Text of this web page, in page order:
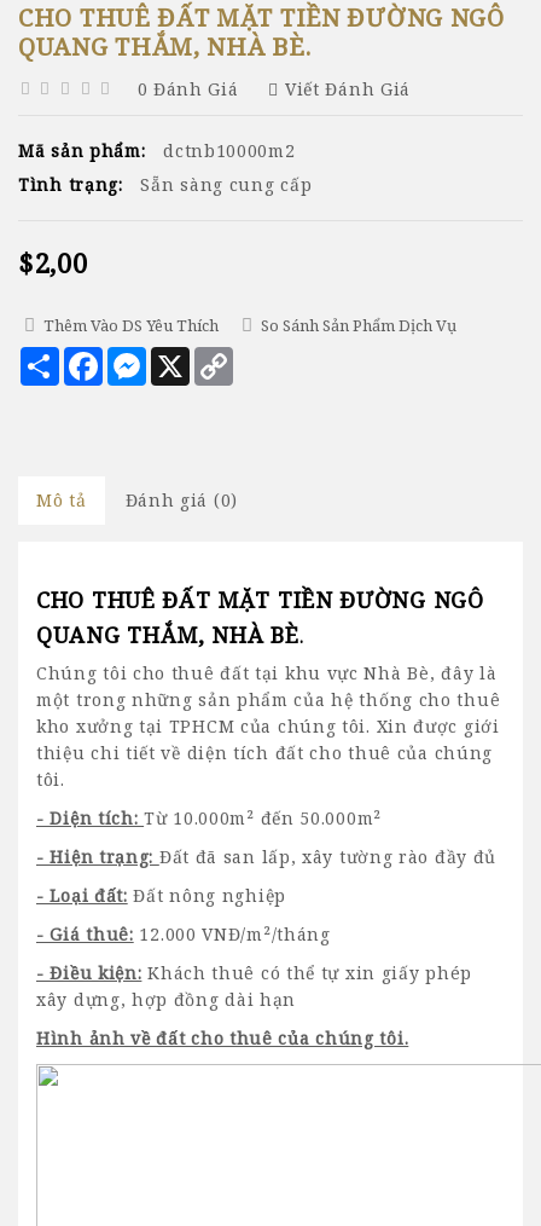
CHO THUÊ ĐẤT MẶT TIỀN ĐƯỜNG NGÔ
QUANG THẮM, NHÀ BÈ.
0 Đánh Giá Viết Đánh Giá
Mã sản phẩm:
dctnb10000m2
Tình trạng:
Sẵn sàng cung cấp
$2,00
Thêm Vào DS Yêu Thích So Sánh Sản Phẩm Dịch Vụ
Chia
sẻ
FacebookMessenger
X
Mô tả Đánh giá (0)
CHO THUÊ ĐẤT MẶT TIỀN ĐƯỜNG NGÔ
QUANG THẮM, NHÀ BÈ.
Chúng tôi cho thuê đất tại khu vực Nhà Bè, đây là
một trong những sản phẩm của hệ thống cho thuê
kho xưởng tại TPHCM của chúng tôi. Xin được giới
thiệu chi tiết về diện tích đất cho thuê của chúng
tôi.
- Diện tích:Từ 10.000m² đến 50.000m²
- Hiện trạng: Đất đã san lấp, xây tường rào đầy đủ
- Loại đất: Đất nông nghiệp
- Giá thuê: 12.000 VNĐ/m²/tháng
- Điều kiện: Khách thuê có thể tự xin giấy phép
xây dựng, hợp đồng dài hạn
Hình ảnh về đất cho thuê của chúng tôi.